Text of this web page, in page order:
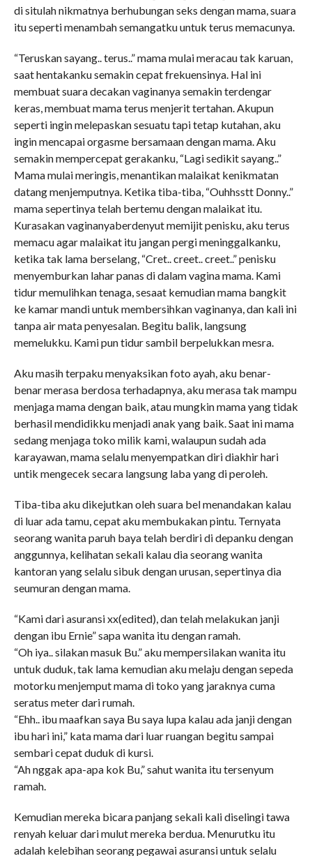
di situlah nikmatnya berhubungan seks dengan mama, suara
itu seperti menambah semangatku untuk terus memacunya.
“Teruskan sayang.. terus..” mama mulai meracau tak karuan,
saat hentakanku semakin cepat frekuensinya. Hal ini
membuat suara decakan vaginanya semakin terdengar
keras, membuat mama terus menjerit tertahan. Akupun
seperti ingin melepaskan sesuatu tapi tetap kutahan, aku
ingin mencapai orgasme bersamaan dengan mama. Aku
semakin mempercepat gerakanku, “Lagi sedikit sayang..”
Mama mulai meringis, menantikan malaikat kenikmatan
datang menjemputnya. Ketika tiba-tiba, “Ouhhsstt Donny..”
mama sepertinya telah bertemu dengan malaikat itu.
Kurasakan vaginanyaberdenyut memijit penisku, aku terus
memacu agar malaikat itu jangan pergi meninggalkanku,
ketika tak lama berselang, “Cret.. creet.. creet..” penisku
menyemburkan lahar panas di dalam vagina mama. Kami
tidur memulihkan tenaga, sesaat kemudian mama bangkit
ke kamar mandi untuk membersihkan vaginanya, dan kali ini
tanpa air mata penyesalan. Begitu balik, langsung
memelukku. Kami pun tidur sambil berpelukkan mesra.
Aku masih terpaku menyaksikan foto ayah, aku benar-
benar merasa berdosa terhadapnya, aku merasa tak mampu
menjaga mama dengan baik, atau mungkin mama yang tidak
berhasil mendidikku menjadi anak yang baik. Saat ini mama
sedang menjaga toko milik kami, walaupun sudah ada
karayawan, mama selalu menyempatkan diri diakhir hari
untik mengecek secara langsung laba yang di peroleh.
Tiba-tiba aku dikejutkan oleh suara bel menandakan kalau
di luar ada tamu, cepat aku membukakan pintu. Ternyata
seorang wanita paruh baya telah berdiri di depanku dengan
anggunnya, kelihatan sekali kalau dia seorang wanita
kantoran yang selalu sibuk dengan urusan, sepertinya dia
seumuran dengan mama.
“Kami dari asuransi xx(edited), dan telah melakukan janji
dengan ibu Ernie” sapa wanita itu dengan ramah.
“Oh iya.. silakan masuk Bu.” aku mempersilakan wanita itu
untuk duduk, tak lama kemudian aku melaju dengan sepeda
motorku menjemput mama di toko yang jaraknya cuma
seratus meter dari rumah.
“Ehh.. ibu maafkan saya Bu saya lupa kalau ada janji dengan
ibu hari ini,” kata mama dari luar ruangan begitu sampai
sembari cepat duduk di kursi.
“Ah nggak apa-apa kok Bu,” sahut wanita itu tersenyum
ramah.
Kemudian mereka bicara panjang sekali kali diselingi tawa
renyah keluar dari mulut mereka berdua. Menurutku itu
adalah kelebihan seorang pegawai asuransi untuk selalu